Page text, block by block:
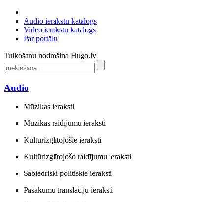
Audio ierakstu katalogs
Video ierakstu katalogs
Par portālu
Tulkošanu nodrošina Hugo.lv
Audio
Mūzikas ieraksti
Mūzikas raidījumu ieraksti
Kultūrizglītojošie ieraksti
Kultūrizglītojošo raidījumu ieraksti
Sabiedriski politiskie ieraksti
Pasākumu translāciju ieraksti